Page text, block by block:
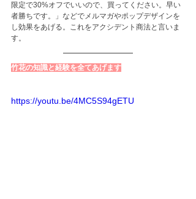
限定で30%オフでいいので、買ってください。早い
者勝ちです。」などでメルマガやポップデザインを
し効果をあげる。これをアクシデント商法と言いま
す。
竹花の知識と経験を全てあげます
https://youtu.be/4MC5S94gETU